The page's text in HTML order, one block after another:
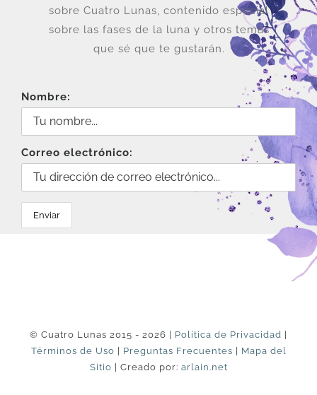
sobre Cuatro Lunas, contenido especial
sobre las fases de la luna y otros temas
que sé que te gustarán.
Nombre:
Correo electrónico:
© Cuatro Lunas 2015 - 2026 | Política de Privacidad
Términos de Uso
Preguntas Frecuentes
Mapa del
Sitio | Creado por: arlain.net